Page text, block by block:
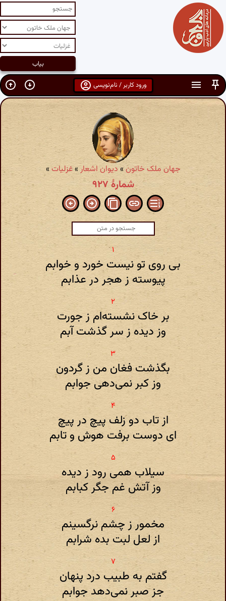
ورود کاربر / نام‌نویسی
جهان ملک خاتون»دیوان اشعار»غزلیات»
شمارهٔ ۹۲۷
بی روی تو نیست خورد و خوابم
پیوسته ز هجر در عذابم
بر خاک نشسته‌ام ز جورت
وز دیده ز سر گذشت آبم
بگذشت فغان من ز گردون
وز کبر نمی‌دهی جوابم
از تاب دو زلف پیچ در پیچ
ای دوست برفت هوش و تابم
سیلاب همی رود ز دیده
وز آتش غم جگر کبابم
مخمور ز چشم نرگسینم
از لعل لبت بده شرابم
گفتم به طبیب درد پنهان
جز صبر نمی‌دهد جوابم